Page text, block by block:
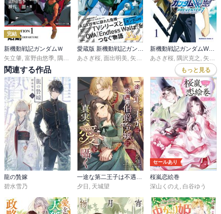
完結
新機動戦記ガンダムＷ
矢立肇 富野由悠季 隅沢克之 ,あさぎ桜
あさぎ桜 面出明美 矢立肇 ,富野由悠季
新機動戦記ガンダムW 0．5 PREVENTER-7
あさぎ桜 隅沢克之 矢立肇・富野由悠季
関連する作品 もっと見る
龍の贄嫁
碧水雪乃
一途な第二王子は不遇の伯爵令嬢に真実の愛を囁く
夕日 , 天城望
セールあり
桜嵐恋絵巻
深山くのえ , 白谷ゆう